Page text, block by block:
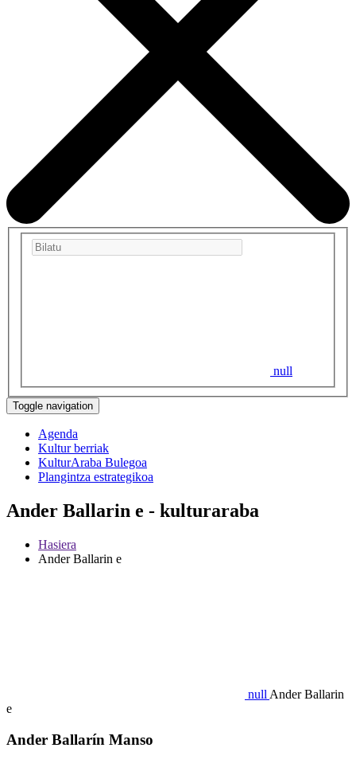
null
Toggle navigation
Agenda
Kultur berriak
KulturAraba Bulegoa
Plangintza estrategikoa
Ander Ballarin e - kulturaraba
Hasiera
Ander Ballarin e
null Ander Ballarin
e
Ander Ballarín Manso